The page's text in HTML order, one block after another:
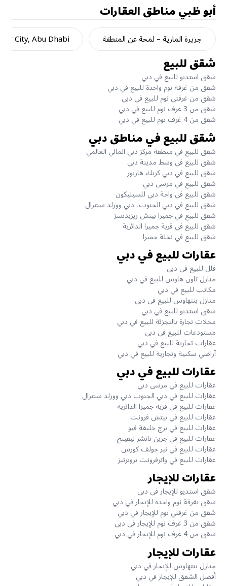
أبو ظبيمناطق العقارات
جزيرة المارية – لمحة عن المنطقة City, Abu Dhabi
شقق للبيع
شقق استديو للبيع في دبي
شقق من غرفة نوم واحدة للبيع في دبي
شقق من غرفتي نوم للبيع في دبي
شقق من 3 غرف نوم للبيع في دبي
شقق من 4 غرف نوم للبيع في دبي
شقق للبيع في مناطق دبي
شقق للبيع في منطقة مركز دبي المالي العالمي
شقق للبيع في وسط مدينة دبي
شقق للبيع في دبي كريك هاربور
شقق للبيع في مرسى دبي
شقق للبيع في واحة دبي للسيليكون
شقق للبيع في دبي الجنوب، دبي وورلد سنترال
شقق للبيع في جميرا بيتش ريزيدنسز
شقق للبيع في قرية جميرا الدائرية
شقق للبيع في نخلة جميرا
عقارات للبيع في دبي
فلل للبيع في دبي
منازل تاون هاوس للبيع في دبي
مكاتب للبيع في دبي
منازل بنتهاوس للبيع في دبي
شقق استديو للبيع في دبي
محلات تجارة بالتجزئة للبيع في دبي
مستودعات للبيع في دبي
عقارات تجارية للبيع في دبي
آراضي سكنية وتجارية للبيع في دبي
عقارات للبيع في دبي
عقارات للبيع في مرسى دبي
عقارات للبيع في دبي الجنوب دبي وورلد سنترال
عقارات للبيع في قرية جميرا الدائرية
عقارات للبيع في بيتش فرونت
عقارات للبيع في برج خليفة فيو
عقارات للبيع في جرين ناتشر ليفينج
عقارات للبيع في نير جولف كورس
عقارات للبيع في واترفرونت بروبرتيز
عقارات للإيجار
شقق استديو للإيجار في دبي
شقق بغرفة نوم واحدة للإيجار في دبي
شقق من غرفتي نوم للإيجار في دبي
شقق من 3 غرف نوم للإيجار في دبي
شقق من 4 غرف نوم للإيجار في دبي
عقارات للإيجار
منازل بنتهاوس للإيجار في دبي
أفضل الشقق للإيجار في دبي